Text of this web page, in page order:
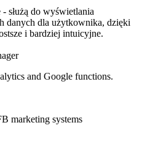
służą do wyświetlania
danych dla użytkownika, dzięki
i bardziej intuicyjne.
and Google functions.
marketing systems